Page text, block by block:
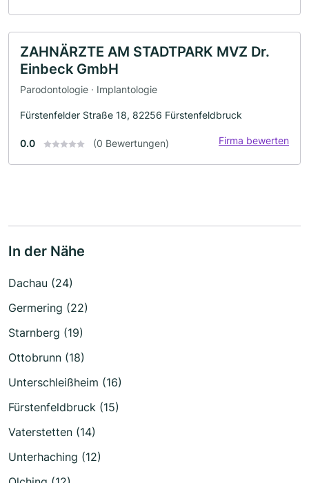
ZAHNÄRZTE AM STADTPARK MVZ Dr.
Einbeck GmbH
Parodontologie · Implantologie
Fürstenfelder Straße 18, 82256 Fürstenfeldbruck
0.0 (0 Bewertungen) Firma bewerten
In der Nähe
Dachau (24)
Germering (22)
Starnberg (19)
Ottobrunn (18)
Unterschleißheim (16)
Fürstenfeldbruck (15)
Vaterstetten (14)
Unterhaching (12)